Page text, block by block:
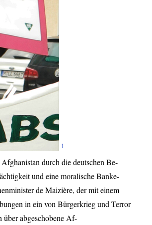
1
durch die deutschen Be-
und eine moralische Banke-
de Maizière, der mit einem
in ein von Bürgerkrieg und Terror
über abgeschobene Af-